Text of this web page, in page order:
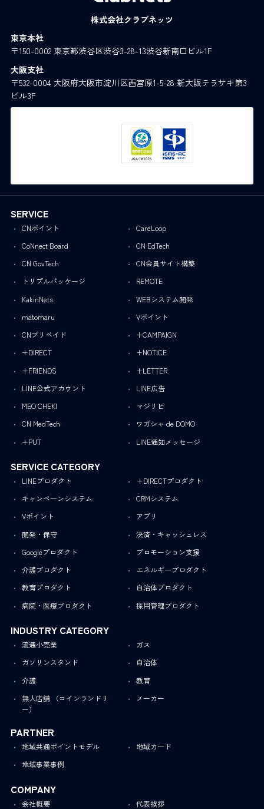
株式会社クラブネッツ
東京本社
〒150-0002 東京都渋谷区渋谷3-28-13渋谷新南口ビル1F
大阪支社
〒532-0004 大阪府大阪市淀川区西宮原1-5-28 新大阪テラサキ第3
ビル3F
SERVICE
CNポイント
CareLoop
CoNnect Board
CN EdTech
CN GovTech
CN会員サイト構築
トリプルパッケージ
REMOTE
KakinNets
WEBシステム開発
matomaru
Vポイント
CNプリペイド
+CAMPAIGN
+DIRECT
+NOTICE
+FRIENDS
+LETTER
LINE公式アカウント
LINE広告
MEO CHEKI
マジリピ
CN MedTech
ワガシャ de DOMO
+PUT
LINE通知メッセージ
SERVICE CATEGORY
LINEプロダクト
＋DIRECTプロダクト
キャンペーンシステム
CRMシステム
Vポイント
アプリ
開発・保守
決済・キャッシュレス
Googleプロダクト
プロモーション支援
介護プロダクト
エネルギープロダクト
教育プロダクト
自治体プロダクト
病院・医療プロダクト
採用管理プロダクト
INDUSTRY CATEGORY
流通小売業
ガス
ガソリンスタンド
自治体
介護
教育
無人店舗 （コインランドリ
ー）
メーカー
PARTNER
地域共通ポイントモデル
地域カード
地域事業事例
COMPANY
会社概要
代表挨拶